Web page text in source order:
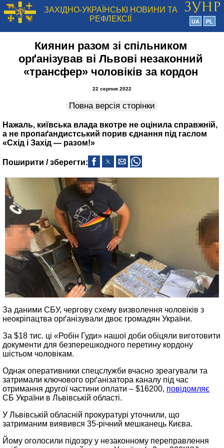
ЗАХІДНО-УКРАЇНСЬКІ НОВИНИ ТА
РЕФЛЕКСІЇ
UA PL
Киянин разом зі спільником
орґанізував ві Львові незаконний
«трансфер» чоловіків за кордон
22 серпня 2022
Повна версія сторінки
Нажаль, київська влада вкотре не оцінила справжній,
а не пропаґандистський порив єднання під гаслом
«Схід і Захід — разом!»
Поширити / зберегти:
За даними СБУ, чергову схему визволення чоловіків з
неокріпацтва орґанізували двоє громадян України.
За $18 тис. ці «Робін Гуди» нашої доби обіцяли виготовити
документи для безперешкодного перетину кордону
шістьом чоловікам.
Однак оперативники спецслужби вчасно зреагували та
затримали ключового орґанізатора каналу під час
отримання другої частини оплати – $16200, повідомляє
СБ України в Львівській області.
У Львівській обласній прокуратурі уточнили, що
затриманим виявився 35-річний мешканець Києва.
Йому оголосили підозру у незаконному переправлення